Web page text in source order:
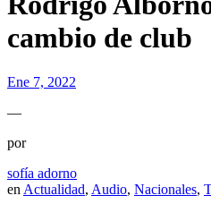
cambio de club
Ene 7, 2022
—
por
sofía adorno
en Actualidad, Audio, Nacionales,